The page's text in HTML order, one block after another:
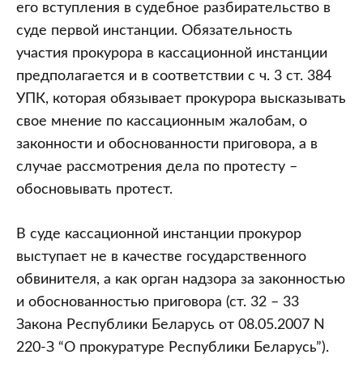
его вступления в судебное разбирательство в
суде первой инстанции. Обязательность
участия прокурора в кассационной инстанции
предполагается и в соответствии с ч. 3 ст. 384
УПК, которая обязывает прокурора высказывать
свое мнение по кассационным жалобам, о
законности и обоснованности приговора, а в
случае рассмотрения дела по протесту –
обосновывать протест.
В суде кассационной инстанции прокурор
выступает не в качестве государственного
обвинителя, а как орган надзора за законностью
и обоснованностью приговора (ст. 32 – 33
Закона Республики Беларусь от 08.05.2007 N
220-З “О прокуратуре Республики Беларусь”).